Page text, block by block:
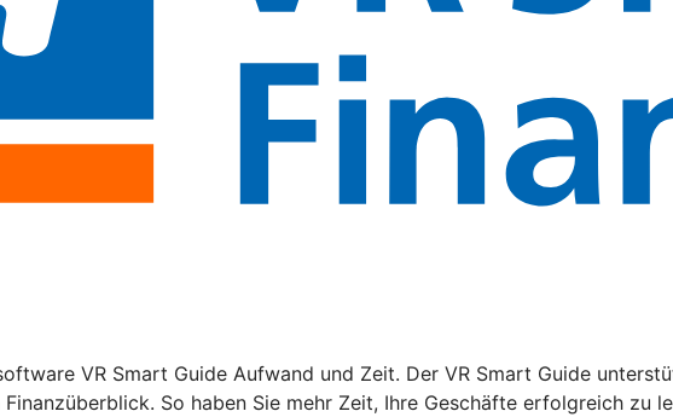
VR Smart Guide Aufwand und Zeit. Der VR Smart Guide
So haben Sie mehr Zeit, Ihre Geschäfte erfolgreich zu